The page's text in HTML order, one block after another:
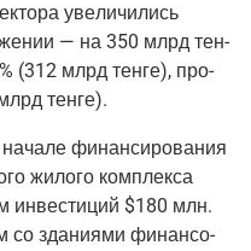
уве­ли­чи­лись
— на 350 млрд тен­
(312 млрд тен­ге), про­
тенге).
финан­си­ро­ва­ния
жило­го ком­плек­са
инве­сти­ций $180 млн.
со зда­ни­я­ми финан­со­